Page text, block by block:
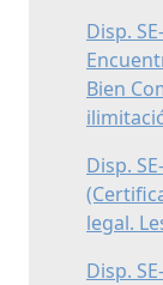
Disp.
Bien
Disp.
legal.
Disp.